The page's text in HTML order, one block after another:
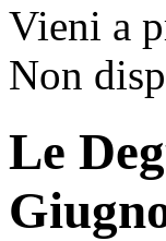
Vieni a
Non
Le